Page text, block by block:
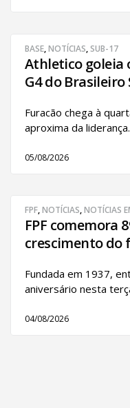
BASE,NOTÍCIAS,SUB-17
Athletico goleia
G4 do Brasileiro
Furacão chega à
aproxima da liderança.
05/08/2026
FPF,NOTÍCIAS,NOTÍCIAS
FPF comemora
crescimento do
Fundada em 1937,
aniversário nesta
04/08/2026